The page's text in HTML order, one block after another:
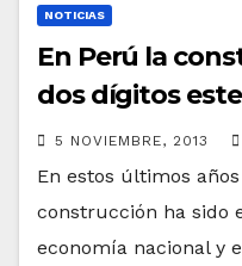
NOTICIAS
En Perú la
dos dígitos
5 NOVIEMBRE, 2013
En estos últimos
construcción ha sido
economía nacional y